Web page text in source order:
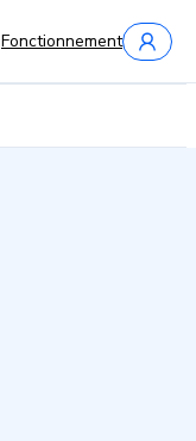
Fonctionnement